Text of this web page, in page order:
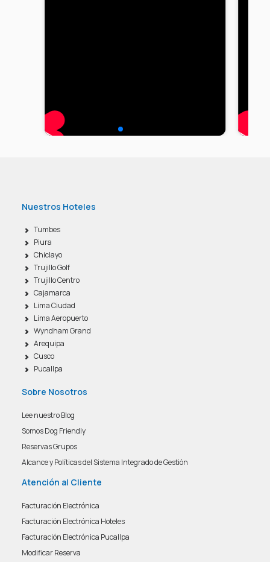
Nuestros Hoteles
Tumbes
Piura
Chiclayo
Trujillo Golf
Trujillo Centro
Cajamarca
Lima Ciudad
Lima Aeropuerto
Wyndham Grand
Arequipa
Cusco
Pucallpa
Sobre Nosotros
Lee nuestro Blog
Somos Dog Friendly
Reservas Grupos
Alcance y Políticas del Sistema Integrado de Gestión
Atención al Cliente
Facturación Electrónica
Facturación Electrónica Hoteles
Facturación Electrónica Pucallpa
Modificar Reserva